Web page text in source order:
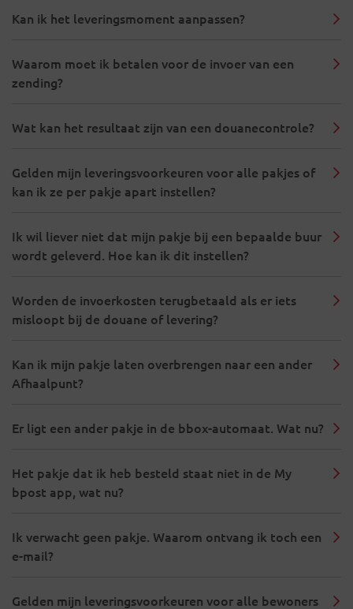
Kan ik het leveringsmoment aanpassen?
Waarom moet ik betalen voor de invoer van een
zending?
Wat kan het resultaat zijn van een douanecontrole?
Gelden mijn leveringsvoorkeuren voor alle pakjes of
kan ik ze per pakje apart instellen?
Ik wil liever niet dat mijn pakje bij een bepaalde buur
wordt geleverd. Hoe kan ik dit instellen?
Worden de invoerkosten terugbetaald als er iets
misloopt bij de douane of levering?
Kan ik mijn pakje laten overbrengen naar een ander
Afhaalpunt?
Er ligt een ander pakje in de bbox-automaat. Wat nu?
Het pakje dat ik heb besteld staat niet in de My
bpost app, wat nu?
Ik verwacht geen pakje. Waarom ontvang ik toch een
e-mail?
Gelden mijn leveringsvoorkeuren voor alle bewoners